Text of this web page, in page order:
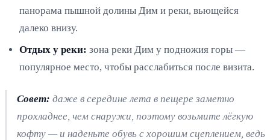
панорама пышной долины Дим и реки, вьющейся
далеко внизу.
Отдых у реки: зона реки Дим у подножия горы —
популярное место, чтобы расслабиться после визита.
Совет: даже в середине лета в пещере заметно
прохладнее, чем снаружи, поэтому возьмите лёгкую
кофту — и наденьте обувь с хорошим сцеплением, ведь